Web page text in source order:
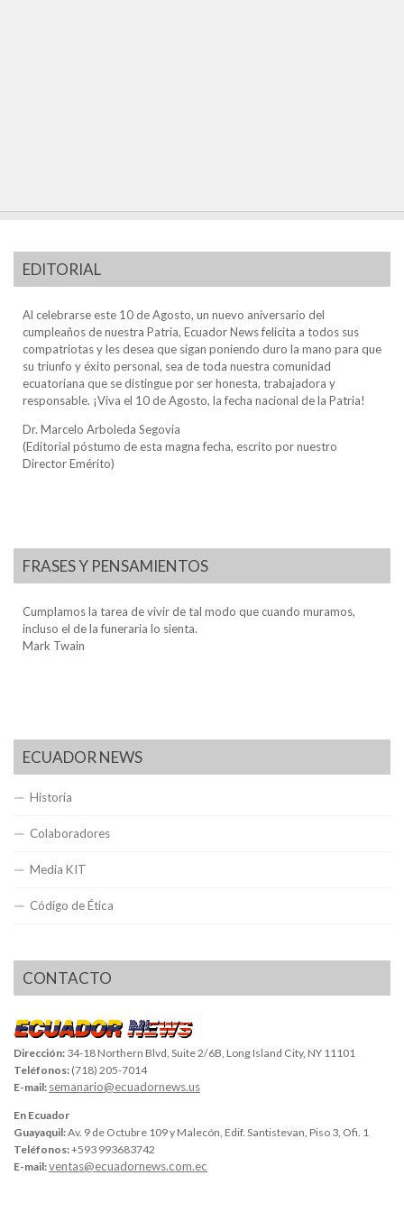
EDITORIAL
Al celebrarse este 10 de Agosto, un nuevo aniversario del
cumpleaños de nuestra Patria, Ecuador News felicita a todos sus
compatriotas y les desea que sigan poniendo duro la mano para que
su triunfo y éxito personal, sea de toda nuestra comunidad
ecuatoriana que se distingue por ser honesta, trabajadora y
responsable. ¡Viva el 10 de Agosto, la fecha nacional de la Patria!
Dr. Marcelo Arboleda Segovia
(Editorial póstumo de esta magna fecha, escrito por nuestro
Director Emérito)
FRASES Y PENSAMIENTOS
Cumplamos la tarea de vivir de tal modo que cuando muramos,
incluso el de la funeraria lo sienta.
Mark Twain
ECUADOR NEWS
Historia
Colaboradores
Media KIT
Código de Ética
CONTACTO
Dirección: 34-18 Northern Blvd, Suite 2/6B, Long Island City, NY 11101
Teléfonos: (718) 205-7014
E-mail: semanario@ecuadornews.us
En Ecuador
Guayaquil:Av. 9 de Octubre 109 y Malecón, Edif. Santistevan, Piso 3, Ofi. 1
Teléfonos:+593 993683742
E-mail:ventas@ecuadornews.com.ec